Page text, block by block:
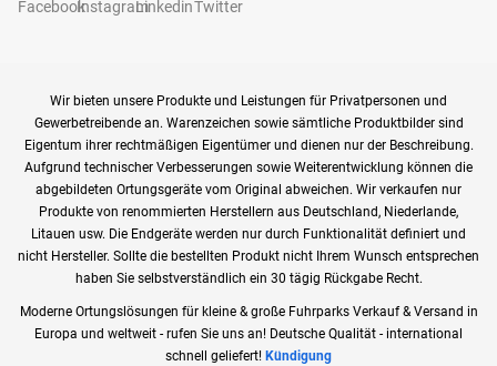
Wir bieten unsere Produkte und Leistungen für Privatpersonen und
Gewerbetreibende an. Warenzeichen sowie sämtliche Produktbilder sind
Eigentum ihrer rechtmäßigen Eigentümer und dienen nur der Beschreibung.
Aufgrund technischer Verbesserungen sowie Weiterentwicklung können die
abgebildeten Ortungsgeräte vom Original abweichen. Wir verkaufen nur
Produkte von renommierten Herstellern aus Deutschland, Niederlande,
Litauen usw. Die Endgeräte werden nur durch Funktionalität definiert und
nicht Hersteller. Sollte die bestellten Produkt nicht Ihrem Wunsch entsprechen
haben Sie selbstverständlich ein 30 tägig Rückgabe Recht.
Moderne Ortungslösungen für kleine & große Fuhrparks Verkauf & Versand in
Europa und weltweit - rufen Sie uns an! Deutsche Qualität - international
schnell geliefert! Kündigung